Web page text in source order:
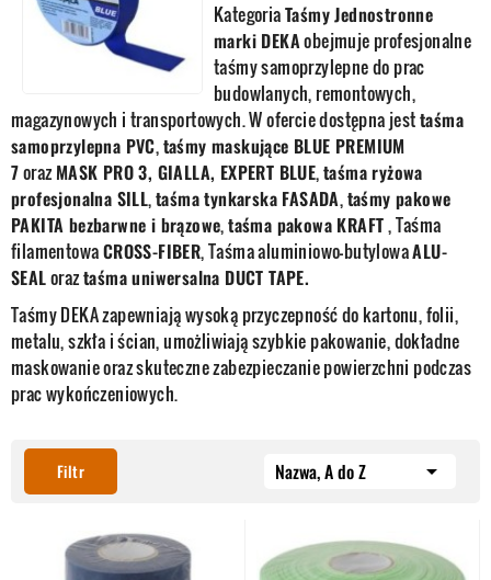
KategoriaTaśmy Jednostronne
marki DEKAobejmuje profesjonalne
taśmy samoprzylepne do prac
budowlanych, remontowych,
magazynowych i transportowych. W ofercie dostępna jesttaśma
samoprzylepna PVC,taśmy maskujące BLUE PREMIUM
7oraz MASK PRO 3, GIALLA, EXPERT BLUE,taśma ryżowa
profesjonalna SILL,taśma tynkarska FASADA,taśmy pakowe
PAKITA bezbarwne i brązowe,taśma pakowa KRAFT, Taśma
filamentowaCROSS-FIBER, Taśma aluminiowo-butylowaALU-
SEALoraztaśma uniwersalna DUCT TAPE.
Taśmy DEKA zapewniają wysoką przyczepność do kartonu, folii,
metalu, szkła i ścian, umożliwiają szybkie pakowanie, dokładne
maskowanie oraz skuteczne zabezpieczanie powierzchni podczas
prac wykończeniowych.
Filtr Nazwa, A do Z 